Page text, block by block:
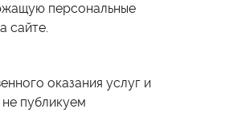
персональные
сайте.
оказания услуг и
публикуем